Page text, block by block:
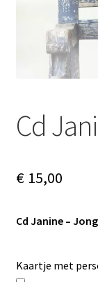
Cd
€15,00
Cd Janine –
Kaartje met